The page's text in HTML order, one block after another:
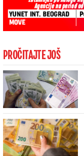
PROČITAJTE JOŠ